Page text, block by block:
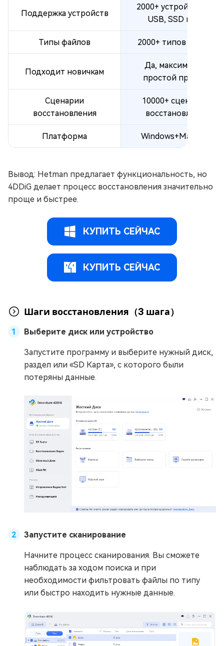
Поддержка устройств
2000+ устройств (SD,
USB, SSD и др.)
Типы файлов 2000+ типов файлов
Подходит новичкам
Да, максимально
простой процесс
Сценарии
восстановления
10000+ сценариев
восстановления
Платформа Windows+Mac+Nas
Вывод: Hetman предлагает функциональность, но
4DDiG делает процесс восстановления значительно
проще и быстрее.
КУПИТЬ СЕЙЧАС
КУПИТЬ СЕЙЧАС
Шаги восстановления（3 шага）
Выберите диск или устройство
Запустите программу и выберите нужный диск,
раздел или «SD Карта», с которого были
потеряны данные.
Запустите сканирование
Начните процесс сканирования. Вы сможете
наблюдать за ходом поиска и при
необходимости фильтровать файлы по типу
или быстро находить нужные данные.